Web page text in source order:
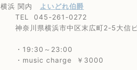
横浜 関内
よいどれ伯爵
TEL 045-261-0272
神奈川県横浜市中区末広町2-5大信
・19:30～23:00
・music charge ￥3000